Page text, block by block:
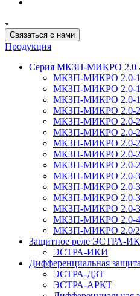
Связаться с нами
Продукция
Серия МКЗП-МИКРО 2.0
МКЗП-МИКРО 2.0-1
МКЗП-МИКРО 2.0-
МКЗП-МИКРО 2.0-
МКЗП-МИКРО 2.0-2
МКЗП-МИКРО 2.0-
МКЗП-МИКРО 2.0-
МКЗП-МИКРО 2.0-
МКЗП-МИКРО 2.0-
МКЗП-МИКРО 2.0-
МКЗП-МИКРО 2.0-3
МКЗП-МИКРО 2.0-
МКЗП-МИКРО 2.0-
МКЗП-МИКРО 2.0-
МКЗП-МИКРО 2.0-4
МКЗП-МИКРО 2.0/
Защитное реле ЭСТРА-
ЭСТРА-ИКИ
Дифференциальная
ЭСТРА-ДЗТ
ЭСТРА-АРКТ